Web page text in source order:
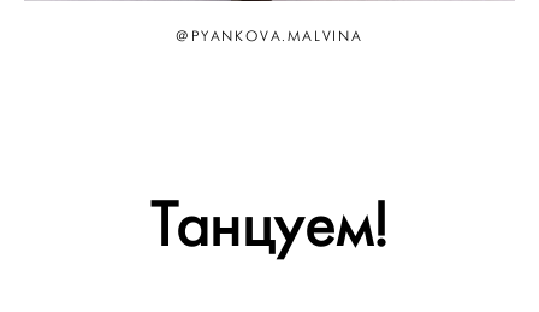
@PYANKOVA.MALVINA
Танцуем!